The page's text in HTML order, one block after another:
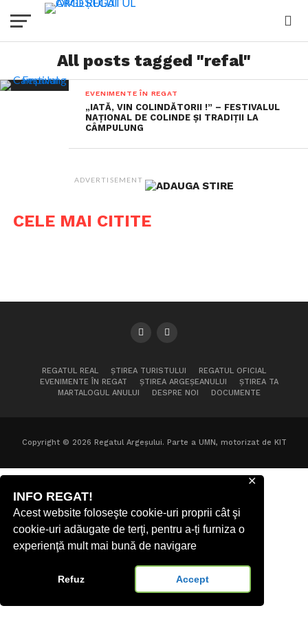
INFO REGAT!
Acest website foloseşte cookie-uri proprii cât şi
cookie-uri adăugate de terţi, pentru a-ți furniza o
experienţă mult mai bună de navigare
Refuz Accept
✕
All posts tagged "refal"
EVENIMENTE ÎN REGAT
„IATĂ, VIN COLINDĂTORII !” – FESTIVALUL
NAȚIONAL DE COLINDE ȘI TRADIȚII LA
CÂMPULUNG
ADVERTISEMENT
CELE MAI CITITE
REGATUL REAL ȘTIREA TURISTULUI
REGATUL OFICIAL
EVENIMENTE ÎN REGAT
ȘTIREA ARGEȘEANULUI
ȘTIREA TA
MARTALOGUL ANULUI
DESPRE NOI DOCUMENTE
Copyright © 2026 Regatul Argeșului. Parte a UMN, motorizat de KIT